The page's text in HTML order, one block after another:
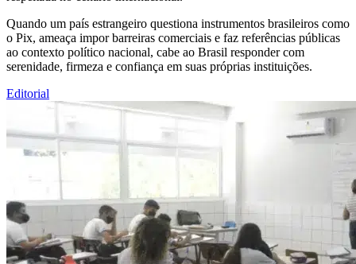
Quando um país estrangeiro questiona instrumentos brasileiros como
o Pix, ameaça impor barreiras comerciais e faz referências públicas
ao contexto político nacional, cabe ao Brasil responder com
serenidade, firmeza e confiança em suas próprias instituições.
Editorial